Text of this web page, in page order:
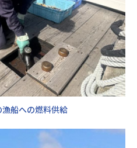
船への燃料供給